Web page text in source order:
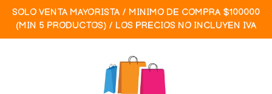
SOLO VENTA MAYORISTA / MINIMO DE COMPRA $100000
(MIN 5 PRODUCTOS) / LOS PRECIOS NO INCLUYEN IVA